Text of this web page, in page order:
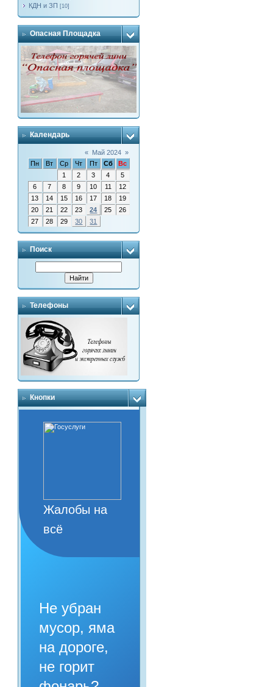
КДН и ЗП [10]
Опасная Площадка
Календарь
« Май 2024 »
Пн
Вт Ср Чт Пт Сб
Вс
1
2 3 4
5
6
7 8 9 10 11
12
13
14 15 16 17 18
19
20
21 22 23 24 25
26
27
28 29 30 31
Поиск
Телефоны
Кнопки
Жалобы на
всё
Не убран
мусор, яма
на дороге,
не горит